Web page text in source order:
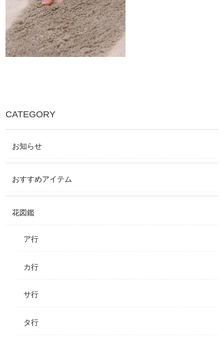
CATEGORY
お知らせ
おすすめアイテム
花図鑑
ア行
カ行
サ行
タ行